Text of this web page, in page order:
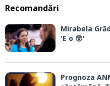
Recomandări
Mirabela
'E o 😲'
Prognoza